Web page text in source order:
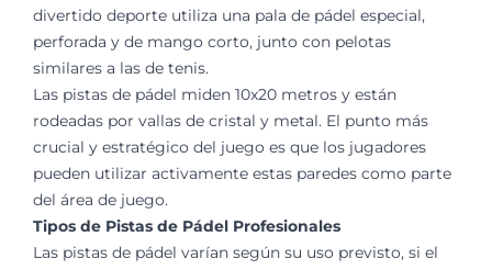
divertido deporte utiliza una pala de pádel especial,
perforada y de mango corto, junto con pelotas
similares a las de tenis.
Las pistas de pádel miden 10x20 metros y están
rodeadas por vallas de cristal y metal. El punto más
crucial y estratégico del juego es que los jugadores
pueden utilizar activamente estas paredes como parte
del área de juego.
Tipos de Pistas de Pádel Profesionales
Las pistas de pádel varían según su uso previsto, si el